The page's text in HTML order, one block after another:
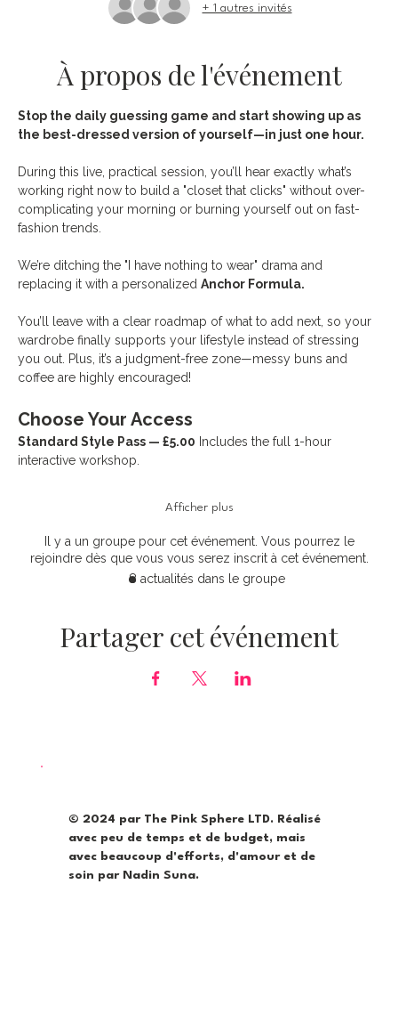
+ 1 autres invités
À propos de l'événement
Stop the daily guessing game and start showing up as
the best-dressed version of yourself—in just one hour.
During this live, practical session, you’ll hear exactly what’s
working right now to build a "closet that clicks" without over-
complicating your morning or burning yourself out on fast-
fashion trends.
We’re ditching the "I have nothing to wear" drama and
replacing it with a personalized Anchor Formula.
You’ll leave with a clear roadmap of what to add next, so your
wardrobe finally supports your lifestyle instead of stressing
you out. Plus, it’s a judgment-free zone—messy buns and
coffee are highly encouraged!
Choose Your Access
Standard Style Pass — £5.00 Includes the full 1-hour
interactive workshop.
Afficher plus
Il y a un groupe pour cet événement. Vous pourrez le
rejoindre dès que vous vous serez inscrit à cet événement.
8 actualités dans le groupe
Partager cet événement
© 2024 par The Pink Sphere LTD. Réalisé
avec peu de temps et de budget, mais
avec beaucoup d'efforts, d'amour et de
soin par Nadin Suna.